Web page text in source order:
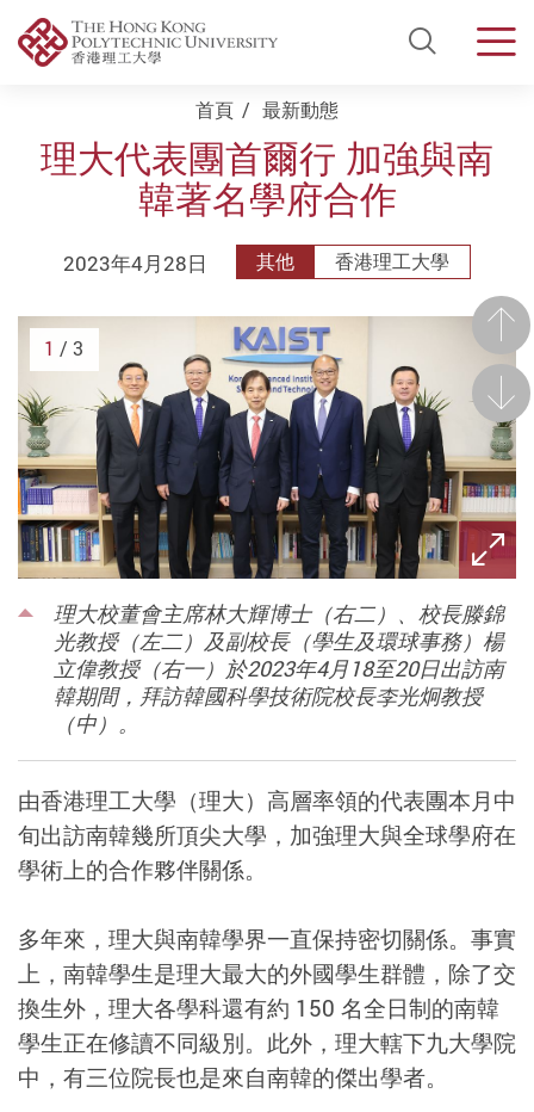
Open
首頁 最新動態
理大代表團首爾行 加強與南
韓著名學府合作
2023年4月28日 其他 香港理工大學
前
理大校董會主席林大輝博士（右二）、校長滕錦
光教授（左二）及副校長（學生及環球事務）楊
立偉教授（右一）於2023年4月18至20日出訪南
韓期間，拜訪韓國科學技術院校長李光炯教授
（中）。
後一
1 / 3
由香港理工大學（理大）高層率領的代表團本月中
旬出訪南韓幾所頂尖大學，加強理大與全球學府在
學術上的合作夥伴關係。
多年來，理大與南韓學界一直保持密切關係。事實
上，南韓學生是理大最大的外國學生群體，除了交
換生外，理大各學科還有約 150 名全日制的南韓
學生正在修讀不同級別。此外，理大轄下九大學院
中，有三位院長也是來自南韓的傑出學者。